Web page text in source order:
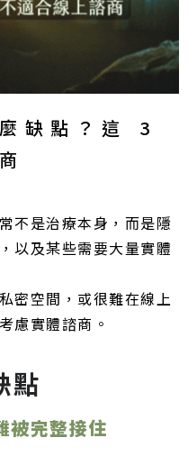
缺點？這 3
不是治療本身，而是隱
以及某些需要大量實體
密空間，或很難在線上
慮實體諮商。
點
被完整接住